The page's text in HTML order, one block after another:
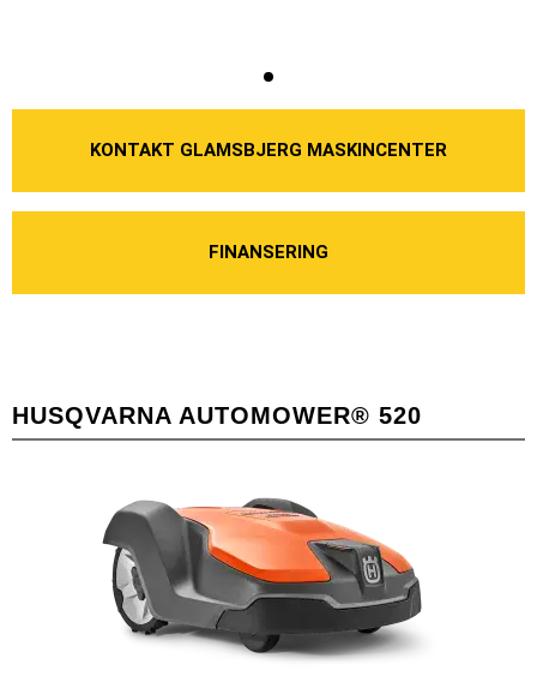
KONTAKT GLAMSBJERG MASKINCENTER
FINANSERING
HUSQVARNA AUTOMOWER® 520